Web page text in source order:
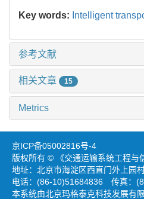
Key words: Intelligent
参考文献
相关文章 15
Metrics
京ICP备05002816号-4
版权所有 © 《交通运输系统工程与
地址：北京市海淀区西直门外上
电话：(86-10)51684836 传真：
本系统由北京玛格泰克科技发展有